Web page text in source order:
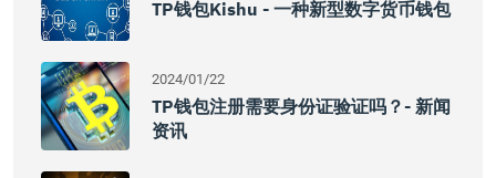
TP钱包Kishu - 一种新型数字货币钱包
2024/01/22
TP钱包注册需要身份证验证吗？- 新闻
资讯